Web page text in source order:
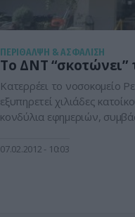
ΠΕΡΙΘΑΛΨΗ & ΑΣΦΑΛΙΣΗ
Το ΔΝΤ “σκοτώνει”
Κατερρέει το νοσοκομείο
εξυπηρετεί χιλιάδες
κονδύλια εφημεριών,
που έχουν «χτυπήσει» το
07.02.2012 10:03